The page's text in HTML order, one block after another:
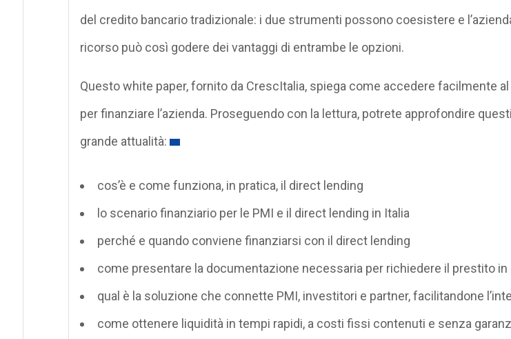
del credito bancario tradizionale: i due strumenti possono coesistere e
ricorso può così godere dei vantaggi di entrambe le opzioni.
Questo white paper, fornito da CrescItalia, spiega come accedere facilmente
per finanziare l’azienda. Proseguendo con la lettura, potrete approfondire
grande attualità:
cos’è e come funziona, in pratica, il direct lending
lo scenario finanziario per le PMI e il direct lending in Italia
perché e quando conviene finanziarsi con il direct lending
come presentare la documentazione necessaria per richiedere il prestito
qual è la soluzione che connette PMI, investitori e partner, facilitandone
come ottenere liquidità in tempi rapidi, a costi fissi contenuti e senza